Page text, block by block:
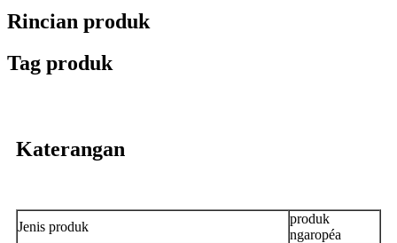
Rincian produk
Tag produk
Katerangan
Jenis produk
produk
ngaropéa